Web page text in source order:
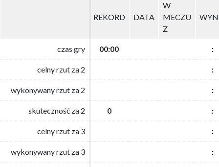
REKORD DATA
W
MECZU
Z
czas gry 00:00 :
celny rzut za 2 :
wykonywany rzut za 2 :
skuteczność za 2 0 :
celny rzut za 3 :
wykonywany rzut za 3 :
REKORD DATA
W
MECZU
Z
czas gry 00:00 :
celny rzut za 2 :
wykonywany rzut za 2 :
skuteczność za 2 0 :
celny rzut za 3 :
wykonywany rzut za 3 :